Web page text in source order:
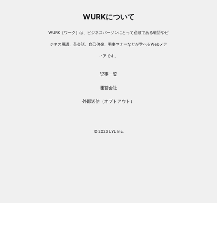
WURKについて
WURK［ワーク］は、ビジネスパーソンにとって必須である敬語やビ
ジネス用語、英会話、自己啓発、弔事マナーなどが学べるWebメデ
ィアです。
記事一覧
運営会社
外部送信（オプトアウト）
© 2023 LYL Inc.